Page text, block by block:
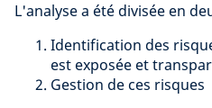
L'analyse a été divisée en
Identification des
est exposée et
Gestion de ces risques